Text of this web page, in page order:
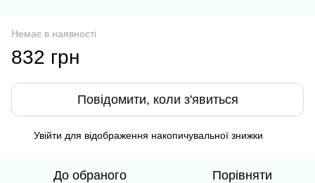
Немає в наявності
832 грн
Повідомити, коли з'явиться
Увійти для відображення накопичувальної знижки
До обраного Порівняти